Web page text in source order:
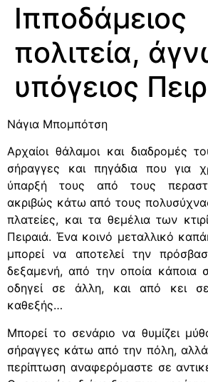
Ιπποδάμειος
πολιτεία,
υπόγειος
Νάγια Μπομπότση
Αρχαίοι θάλαμοι και διαδρομές
σήραγγες και πηγάδια που για
ύπαρξή τους από τους
ακριβώς κάτω από τους
πλατείες, και τα θεμέλια των
Πειραιά. Ένα κοινό μεταλλικό
μπορεί να αποτελεί την
δεξαμενή, από την οποία κάποια
οδηγεί σε άλλη, και από κει
καθεξής…
Μπορεί το σενάριο να θυμίζει
σήραγγες κάτω από την πόλη,
περίπτωση αναφερόμαστε σε